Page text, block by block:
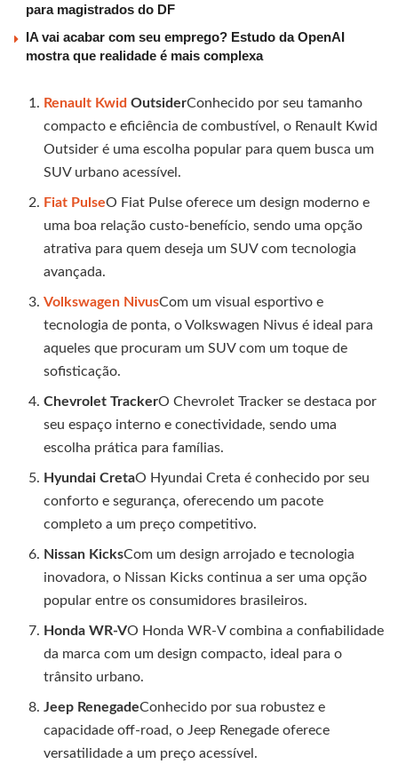
para magistrados do DF
IA vai acabar com seu emprego? Estudo da OpenAI
mostra que realidade é mais complexa
Renault Kwid OutsiderConhecido por seu tamanho
compacto e eficiência de combustível, o Renault Kwid
Outsider é uma escolha popular para quem busca um
SUV urbano acessível.
Fiat PulseO Fiat Pulse oferece um design moderno e
uma boa relação custo-benefício, sendo uma opção
atrativa para quem deseja um SUV com tecnologia
avançada.
Volkswagen NivusCom um visual esportivo e
tecnologia de ponta, o Volkswagen Nivus é ideal para
aqueles que procuram um SUV com um toque de
sofisticação.
Chevrolet TrackerO Chevrolet Tracker se destaca por
seu espaço interno e conectividade, sendo uma
escolha prática para famílias.
Hyundai CretaO Hyundai Creta é conhecido por seu
conforto e segurança, oferecendo um pacote
completo a um preço competitivo.
Nissan KicksCom um design arrojado e tecnologia
inovadora, o Nissan Kicks continua a ser uma opção
popular entre os consumidores brasileiros.
Honda WR-VO Honda WR-V combina a confiabilidade
da marca com um design compacto, ideal para o
trânsito urbano.
Jeep RenegadeConhecido por sua robustez e
capacidade off-road, o Jeep Renegade oferece
versatilidade a um preço acessível.